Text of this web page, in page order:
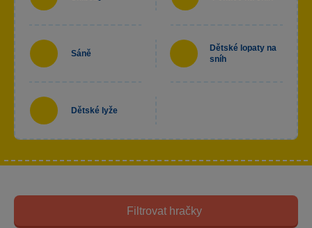
Sáně
Dětské lopaty na
sníh
Dětské lyže
Filtrovat hračky